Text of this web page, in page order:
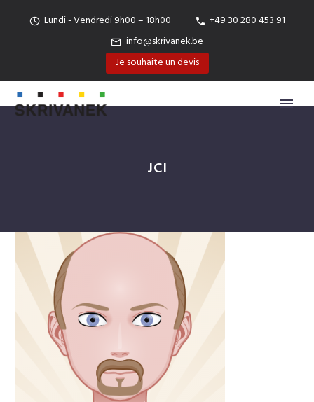
Lundi - Vendredi 9h00 – 18h00
+49 30 280 453 91
info@skrivanek.be
Je souhaite un devis
Français
JCI